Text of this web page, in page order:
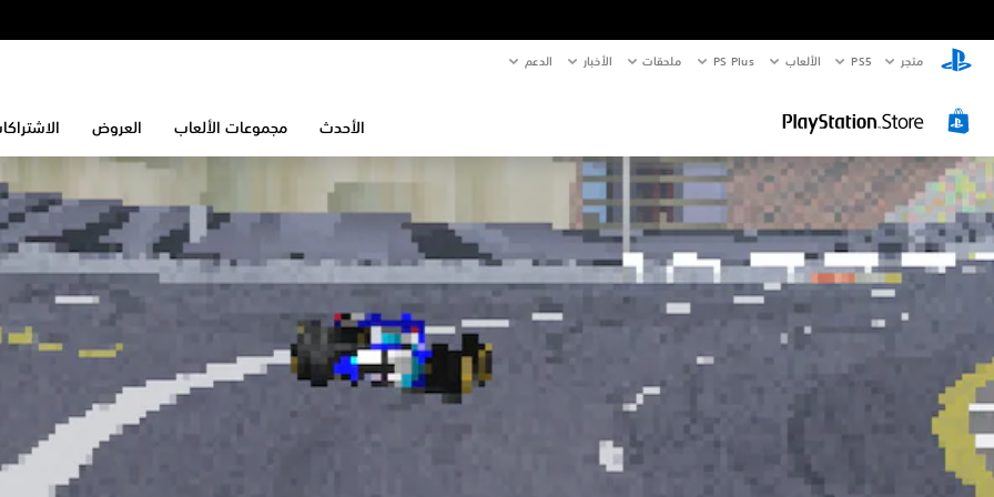
متجر PS5‏ الألعاب PS Plus ملحقات الأخبار الدعم
الأحدث مجموعات الألعاب العروض